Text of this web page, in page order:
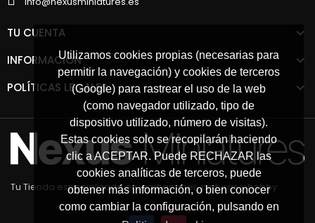
Utilizamos cookies propias (necesarias para
permitir la navegación) y cookies de terceros
(Google) para rastrear el uso de la web
(como navegador utilizado, tipo de
dispositivo utilizado, número de visitas).
Estas cookies solo se recopilarán haciendo
clic a ACEPTAR. Puede RECHAZAR las
cookies analíticas de terceros, puede
obtener más información, o bien conocer
como cambiar la configuración, pulsando en
TU CUENTA
INFORMACIÓN
POLÍTICAS LEGALES
Tu Tienda especializada en warhammer, pinturas y hobby